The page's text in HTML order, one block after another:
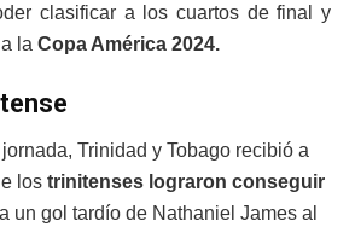
clasificar a los cuartos de final y
la Copa América 2024.
Trinidad y Tobago recibió a
los trinitenses lograron conseguir
un gol tardío de Nathaniel James al